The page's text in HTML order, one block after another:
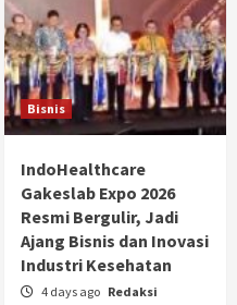
Bisnis
IndoHealthcare
Gakeslab Expo 2026
Resmi Bergulir, Jadi
Ajang Bisnis dan Inovasi
Industri Kesehatan
4 days ago Redaksi